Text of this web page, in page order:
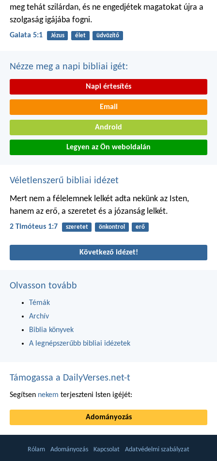
meg tehát szilárdan, és ne engedjétek magatokat újra a
szolgaság igájába fogni.
Galata 5:1 Jézus élet üdvözítő
Nézze meg a napi bibliai igét:
Napi értesítés
Email
Android
Legyen az Ön weboldalán
Véletlenszerű bibliai idézet
Mert nem a félelemnek lelkét adta nekünk az Isten,
hanem az erő, a szeretet és a józanság lelkét.
2 Timóteus 1:7 szeretet önkontrol erő
Következő idézet!
Olvasson tovább
Témák
Archív
Biblia könyvek
A legnépszerűbb bibliai idézetek
Támogassa a DailyVerses.net-t
Segítsen nekem terjeszteni Isten igéjét:
Adományozás
Rólam Adományozás Kapcsolat Adatvédelmi szabályzat